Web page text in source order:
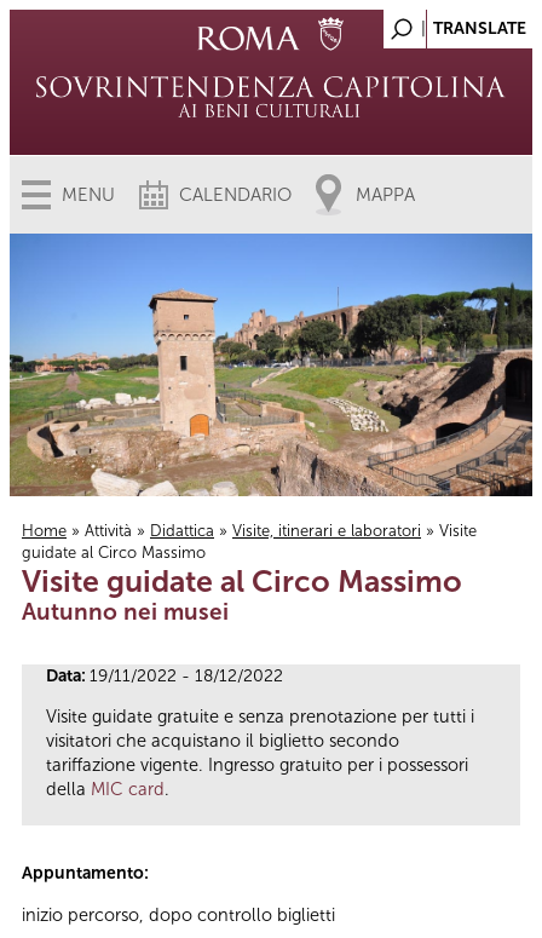
MENU CALENDARIO MAPPA
Tu sei qui
Home » Attività » Didattica » Visite, itinerari e laboratori » Visite
guidate al Circo Massimo
Visite guidate al Circo Massimo
Autunno nei musei
Data: 19/11/2022 - 18/12/2022
Visite guidate gratuite e senza prenotazione per tutti i
visitatori che acquistano il biglietto secondo
tariffazione vigente. Ingresso gratuito per i possessori
della MIC card.
Appuntamento:
inizio percorso, dopo controllo biglietti